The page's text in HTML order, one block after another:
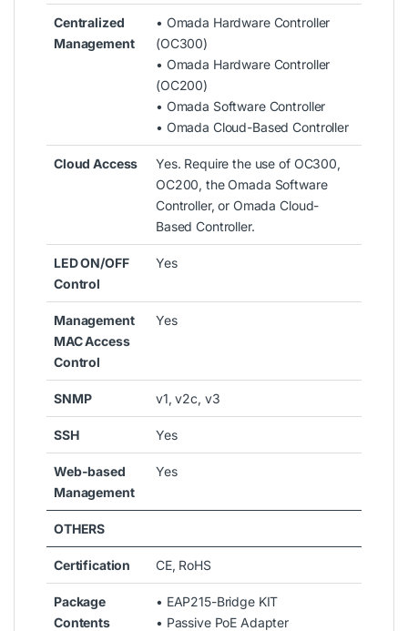
Centralized
Management
• Omada Hardware Controller
(OC300)
• Omada Hardware Controller
(OC200)
• Omada Software Controller
• Omada Cloud-Based Controller
Cloud Access
Yes. Require the use of OC300,
OC200, the Omada Software
Controller, or Omada Cloud-
Based Controller.
LED ON/OFF
Control
Yes
Management
MAC Access
Control
Yes
SNMP v1, v2c, v3
SSH Yes
Web-based
Management
Yes
OTHERS
Certification CE, RoHS
Package
Contents
• EAP215-Bridge KIT
• Passive PoE Adapter